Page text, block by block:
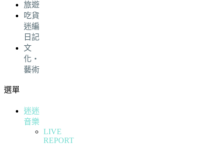
旅遊
吃貨
迷編
日記
文
化・
藝術
選單
迷迷
音樂
LIVE
REPORT